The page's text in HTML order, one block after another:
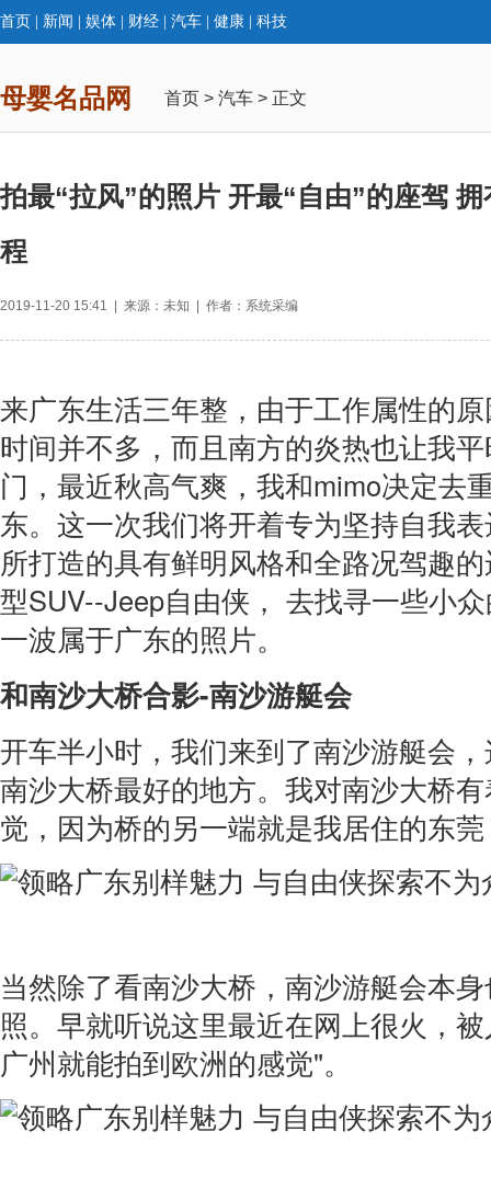
首页 新闻 娱体 财经 汽车 健康 科技
母婴名品网 首页 > 汽车 > 正文
拍最“拉风”的照片 开最“自由”的座驾
程
2019-11-20 15:41 | 来源：未知 | 作者：系统采编
来广东生活三年整，由于工作属性的
时间并不多，而且南方的炎热也让我
门，最近秋高气爽，我和mimo决定去
东。这一次我们将开着专为坚持自我
所打造的具有鲜明风格和全路况驾趣
型SUV--Jeep自由侠， 去找寻一些小
一波属于广东的照片。
和南沙大桥合影-南沙游艇会
开车半小时，我们来到了南沙游艇会
南沙大桥最好的地方。我对南沙大桥
觉，因为桥的另一端就是我居住的东
当然除了看南沙大桥，南沙游艇会本
照。早就听说这里最近在网上很火，
广州就能拍到欧洲的感觉"。